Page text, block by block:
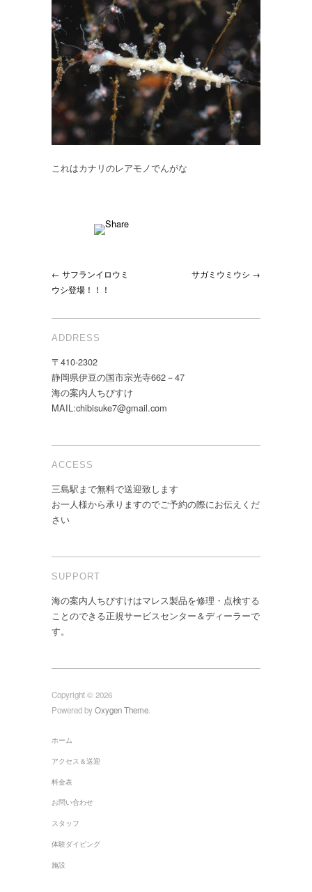
これはカナリのレアモノでんがな
← サフランイロウミ
ウシ登場！！！
サガミウミウシ →
ADDRESS
〒410-2302
静岡県伊豆の国市宗光寺662－47
海の案内人ちびすけ
MAIL:chibisuke7@gmail.com
ACCESS
三島駅まで無料で送迎致します
お一人様から承りますのでご予約の際にお伝えくだ
さい
SUPPORT
海の案内人ちびすけはマレス製品を修理・点検する
ことのできる正規サービスセンター＆ディーラーで
す。
Copyright © 2026
Powered byOxygen Theme.
ホーム
アクセス＆送迎
料金表
お問い合わせ
スタッフ
体験ダイビング
施設